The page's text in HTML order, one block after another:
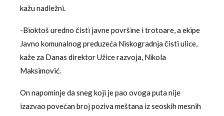
kažu nadležni.
-Bioktoš uredno čisti javne površine i trotoare, a ekipe
Javno komunalnog preduzeća Niskogradnja čisti ulice,
kaže za Danas direktor Užice razvoja, Nikola
Maksimović.
On napominje da sneg koji je pao ovoga puta nije
izazvao povećan broj poziva meštana iz seoskih mesnih